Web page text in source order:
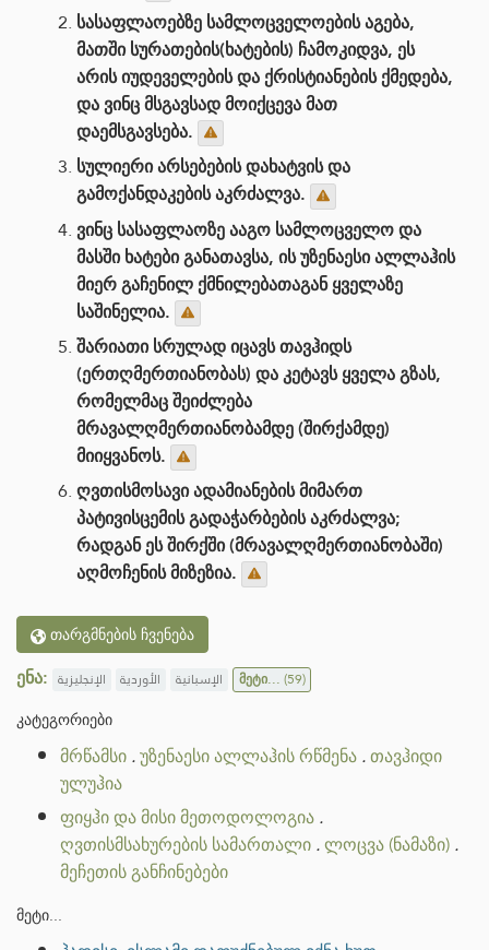
სასაფლაოებზე სამლოცველოების აგება,
მათში სურათების(ხატების) ჩამოკიდვა, ეს
არის იუდეველების და ქრისტიანების ქმედება,
და ვინც მსგავსად მოიქცევა მათ
დაემსგავსება.
სულიერი არსებების დახატვის და
გამოქანდაკების აკრძალვა.
ვინც სასაფლაოზე ააგო სამლოცველო და
მასში ხატები განათავსა, ის უზენაესი ალლაჰის
მიერ გაჩენილ ქმნილებათაგან ყველაზე
საშინელია.
შარიათი სრულად იცავს თავჰიდს
(ერთღმერთიანობას) და კეტავს ყველა გზას,
რომელმაც შეიძლება
მრავალღმერთიანობამდე (შირქამდე)
მიიყვანოს.
ღვთისმოსავი ადამიანების მიმართ
პატივისცემის გადაჭარბების აკრძალვა;
რადგან ეს შირქში (მრავალღმერთიანობაში)
აღმოჩენის მიზეზია.
თარგმნების ჩვენება
ენა: الإنجليزية الأوردية الإسبانية მეტი...(59)
კატეგორიები
მრწამსი.უზენაესი ალლაჰის რწმენა.თავჰიდი
ულუჰია
ფიყჰი და მისი მეთოდოლოგია.
ღვთისმსახურების სამართალი.ლოცვა (ნამაზი).
მეჩეთის განჩინებები
მეტი...